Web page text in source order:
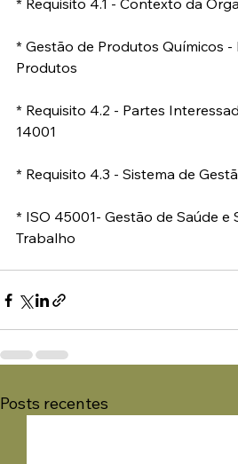
* Requisito 4.1 - Contexto da
* Gestão de Produtos Químicos -
Produtos
* Requisito 4.2 - Partes
14001
* Requisito 4.3 - Sistema de
* ISO 45001- Gestão de Saúde e
Trabalho
Posts recentes